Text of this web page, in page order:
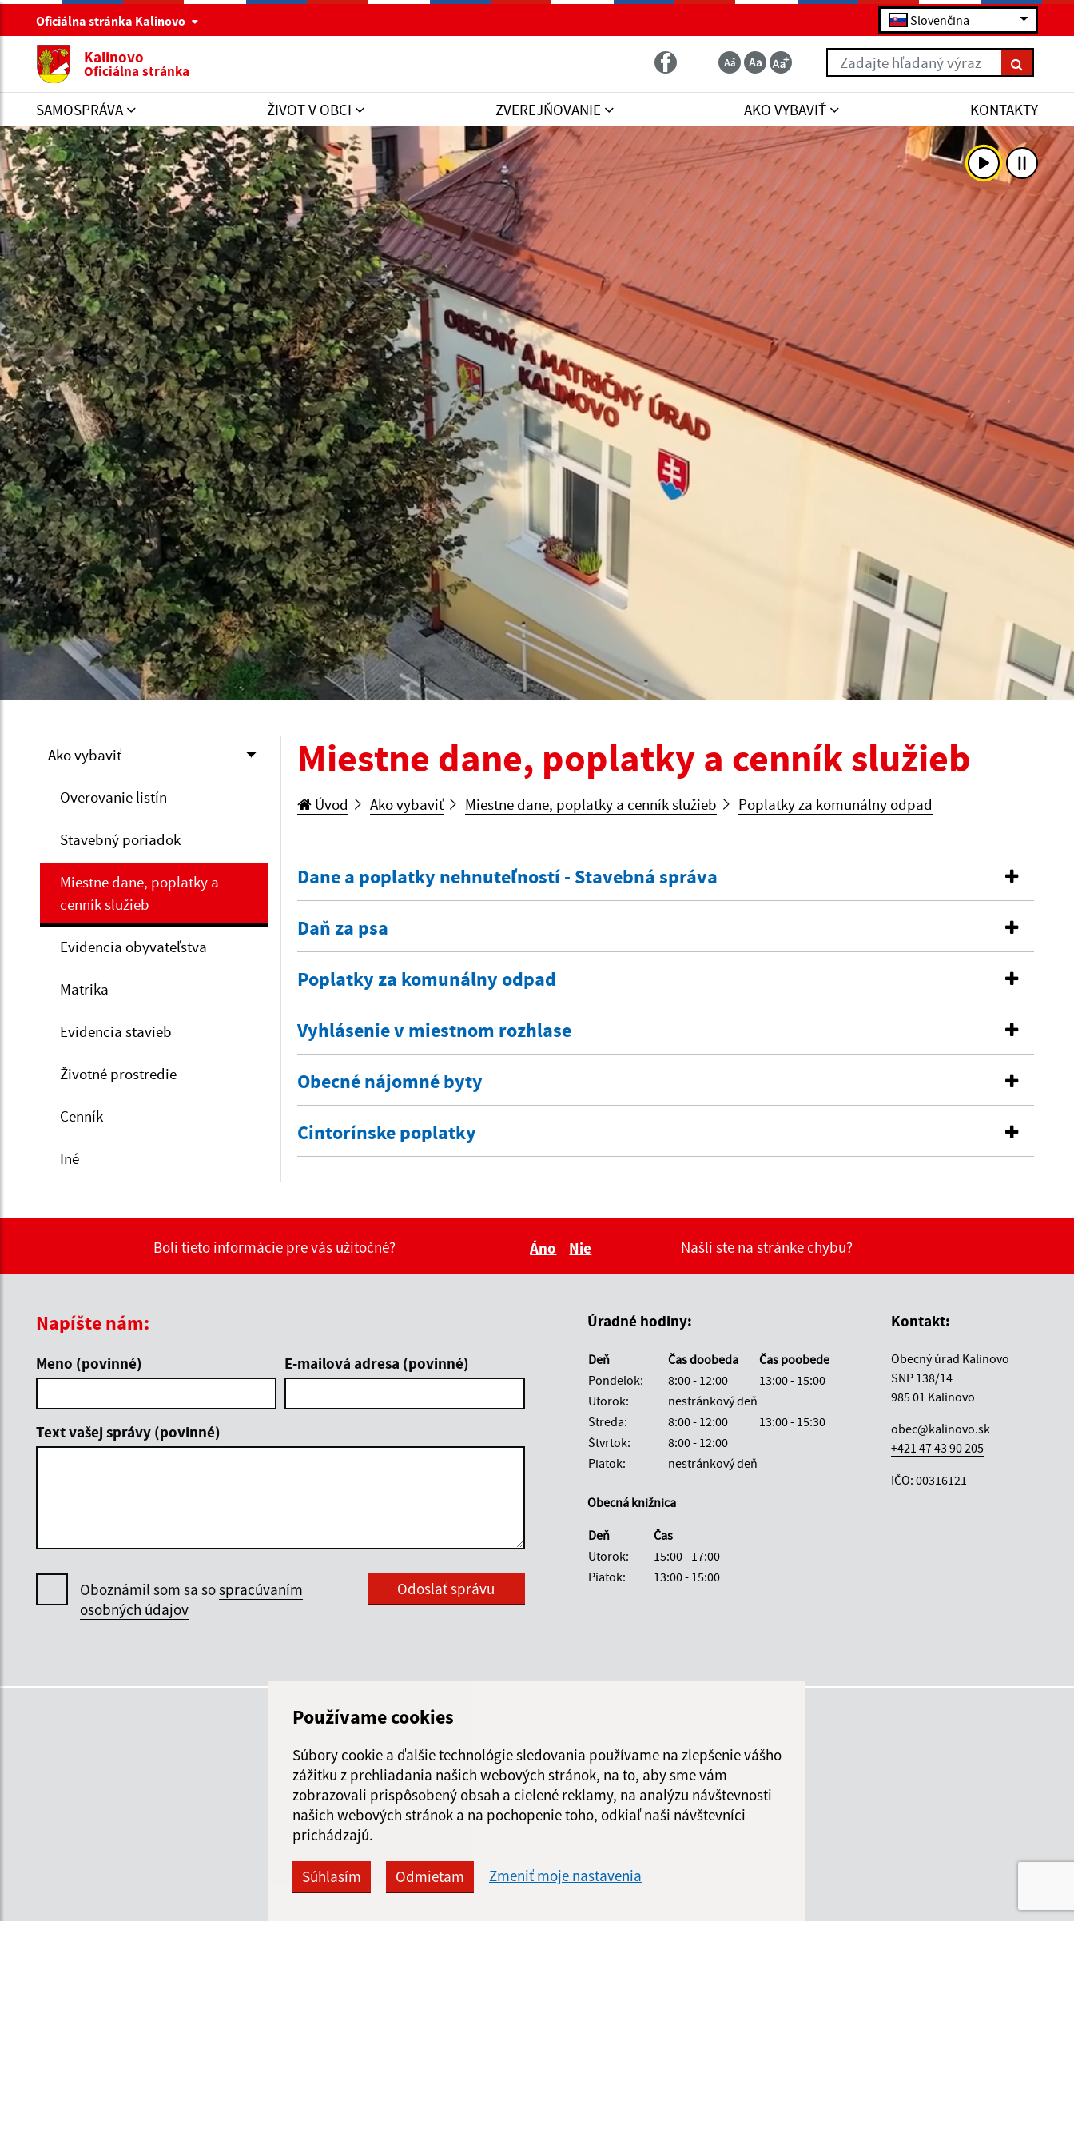
Používame cookies
Súbory cookie a ďalšie technológie sledovania používame na zlepšenie vášho
zážitku z prehliadania našich webových stránok, na to, aby sme vám
zobrazovali prispôsobený obsah a cielené reklamy, na analýzu návštevnosti
našich webových stránok a na pochopenie toho, odkiaľ naši návštevníci
prichádzajú.
Súhlasím Odmietam Zmeniť moje nastavenia
Oficiálna stránka Kalinovo Slovenčina
Kalinovo
Oficiálna stránka
Zadajte hľadaný výraz
SAMOSPRÁVA ŽIVOT V OBCI ZVEREJŇOVANIE AKO VYBAVIŤ KONTAKTY
Ako vybaviť
Overovanie listín
Stavebný poriadok
Miestne dane, poplatky a
cenník služieb
Evidencia obyvateľstva
Matrika
Evidencia stavieb
Životné prostredie
Cenník
Iné
Miestne dane, poplatky a cenník služieb
Úvod Ako vybaviť Miestne dane, poplatky a cenník služieb Poplatky za komunálny odpad
Dane a poplatky nehnuteľností - Stavebná správa
Daň za psa
Poplatky za komunálny odpad
Vyhlásenie v miestnom rozhlase
Obecné nájomné byty
Cintorínske poplatky
Boli tieto informácie pre vás užitočné?
Áno
Nie
Našli ste na stránke chybu?
Napíšte nám:
Meno (povinné) E-mailová adresa (povinné)
Text vašej správy (povinné)
Oboznámil som sa sospracúvaním
osobných údajov
Google reCaptcha Response
Odoslať správu
Úradné hodiny:
Deň Čas doobeda
Čas poobede
Pondelok:
8:00 - 12:00
13:00 - 15:00
Utorok:
nestránkový deň
Streda:
8:00 - 12:00
13:00 - 15:30
Štvrtok:
8:00 - 12:00
Piatok:
nestránkový deň
Obecná knižnica
Deň
Čas
Utorok:
15:00 - 17:00
Piatok:
13:00 - 15:00
Kontakt:
Obecný úrad Kalinovo
SNP 138/14
985 01 Kalinovo
obec@kalinovo.sk
+421 47 43 90 205
IČO: 00316121